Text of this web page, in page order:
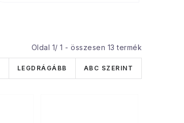
Oldal 1/ 1 - összesen 13 termék
LEGDRÁGÁBB ABC SZERINT